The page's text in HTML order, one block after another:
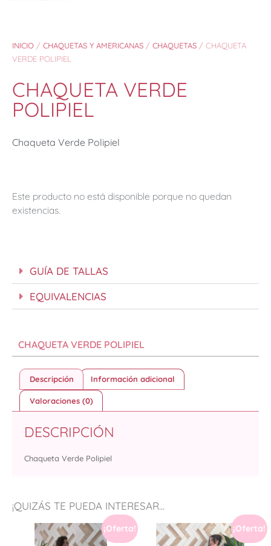
INICIO / CHAQUETAS Y AMERICANAS / CHAQUETAS / CHAQUETA
VERDE POLIPIEL
CHAQUETA VERDE
POLIPIEL
Chaqueta Verde Polipiel
Este producto no está disponible porque no quedan
existencias.
GUÍA DE TALLAS
EQUIVALENCIAS
¡QUIZÁS TE PUEDA INTERESAR...
¡Oferta! ¡Oferta!
CHAQUETA VERDE POLIPIEL
Descripción Información adicional
Valoraciones (0)
DESCRIPCIÓN
Chaqueta Verde Polipiel